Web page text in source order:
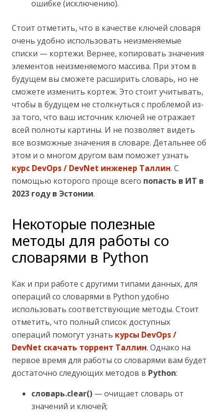
ошибке (исключению).
Стоит отметить, что в качестве ключей словаря
очень удобно использовать неизменяемые
списки — кортежи. Вернее, копировать значения
элементов неизменяемого массива. При этом в
будущем вы сможете расширить словарь, но не
сможете изменить кортеж. Это стоит учитывать,
чтобы в будущем не столкнуться с проблемой из-
за того, что ваш источник ключей не отражает
всей полноты картины. И не позволяет видеть
все возможные значения в словаре. Детальнее об
этом и о многом другом вам поможет узнать
курс DevOps / DevNet инженер Таллин. С
помощью которого проще всего попасть в ИТ в
2023 году в Эстонии.
Некоторые полезные
методы для работы со
словарями в Python
Как и при работе с другими типами данных, для
операций со словарями в Python удобно
использовать соответствующие методы. Стоит
отметить, что полный список доступных
операций помогут узнать курсы DevOps /
DevNet скачать торрент Таллин. Однако на
первое время для работы со словарями вам будет
достаточно следующих методов в Python:
словарь.clear() — очищает словарь от
значений и ключей;